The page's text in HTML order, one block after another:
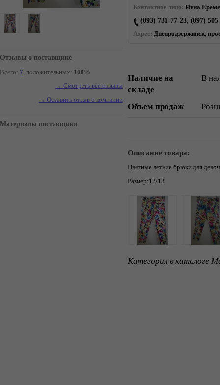
Отзывы о поставщике
Всего: 7, положительных: 100%
→ Смотреть все отзывы
→ Оставить отзыв о компании
Материалы поставщика
Контактное лицо: Инна
(093) 731-77-23, (097)
Адрес: Днепродзержинск,
Наличие на
складе
В
Объем продаж
Описание товара:
Цветные летние брюки для
Размер:12/13
Категория в каталоге